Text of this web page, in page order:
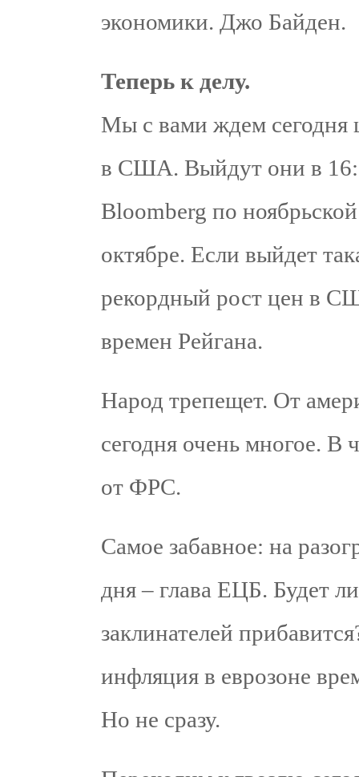
экономики. Джо Байден.
Теперь к делу.
Мы с вами ждем сегодня
в США. Выйдут они в
Bloomberg по
октябре. Если выйдет
рекордный рост цен в
времен Рейгана.
Народ трепещет. От
сегодня очень многое. В
от ФРС.
Самое забавное: на
дня – глава ЕЦБ. Будет
заклинателей
инфляция в еврозоне
Но не сразу.